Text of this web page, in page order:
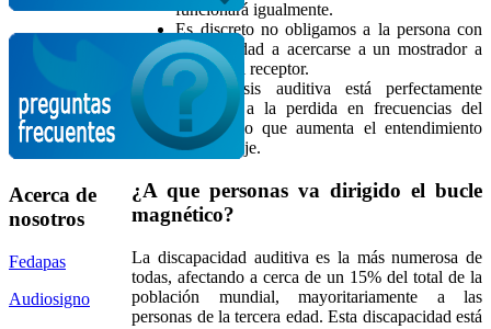
funcionará igualmente.
Es discreto no obligamos a la persona con
discapacidad a acercarse a un mostrador a
solicitar el receptor.
La prótesis auditiva está perfectamente
adaptada a la perdida en frecuencias del
usuario, lo que aumenta el entendimiento
del mensaje.
¿A que personas va dirigido el bucle
magnético?
La discapacidad auditiva es la más numerosa de
todas, afectando a cerca de un 15% del total de la
población mundial, mayoritariamente a las
personas de la tercera edad. Esta discapacidad está
Acerca de
nosotros
Fedapas
Audiosigno